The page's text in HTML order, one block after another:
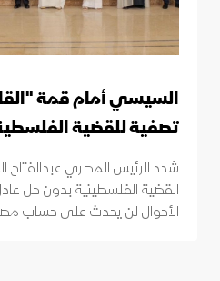
السيسي أمام قمة
تصفية للقضية
شدد الرئيس المصري
القضية الفلسطينية بدون حل
الأحوال لن يحدث على حساب مصر